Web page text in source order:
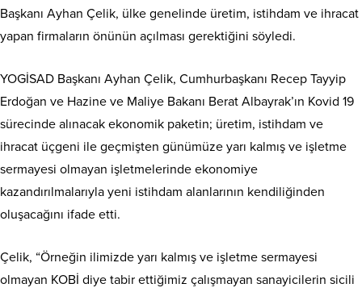
Başkanı Ayhan Çelik, ülke genelinde üretim, istihdam ve ihracat
yapan firmaların önünün açılması gerektiğini söyledi.
YOGİSAD Başkanı Ayhan Çelik, Cumhurbaşkanı Recep Tayyip
Erdoğan ve Hazine ve Maliye Bakanı Berat Albayrak’ın Kovid 19
sürecinde alınacak ekonomik paketin; üretim, istihdam ve
ihracat üçgeni ile geçmişten günümüze yarı kalmış ve işletme
sermayesi olmayan işletmelerinde ekonomiye
kazandırılmalarıyla yeni istihdam alanlarının kendiliğinden
oluşacağını ifade etti.
Çelik, “Örneğin ilimizde yarı kalmış ve işletme sermayesi
olmayan KOBİ diye tabir ettiğimiz çalışmayan sanayicilerin sicili